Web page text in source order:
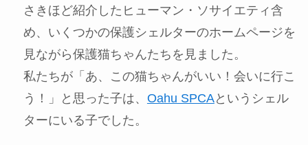
さきほど紹介したヒューマン・ソサイエティ含
め、いくつかの保護シェルターのホームページを
見ながら保護猫ちゃんたちを見ました。
私たちが「あ、この猫ちゃんがいい！会いに行こ
う！」と思った子は、 Oahu SPCAというシェル
ターにいる子でした。